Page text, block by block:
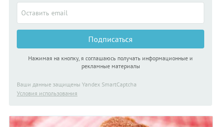
Подписаться
Нажимая на кнопку, я соглашаюсь получать информационные и
рекламные материалы
Ваши данные защищены Yandex SmartCaptcha
Условия использования